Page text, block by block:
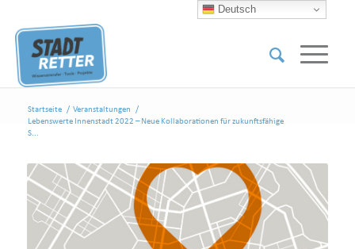
Startseite / Veranstaltungen
/
Lebenswerte Innenstadt 2022 – Neue Kollaborationen für zukunftsfähige
S...
Deutsch